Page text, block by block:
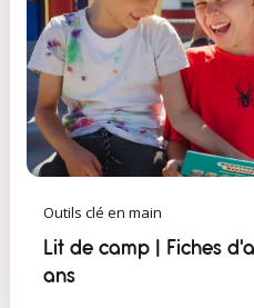
Outils clé en main
Lit de camp | Fiches
ans